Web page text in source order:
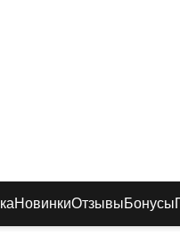
НовинкиОтзывыБонусы